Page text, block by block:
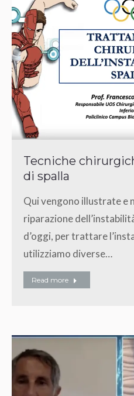
Tecniche
di spalla
Qui vengono illustrate e
riparazione
d’oggi, per trattare
utilizziamo diverse…
Read more